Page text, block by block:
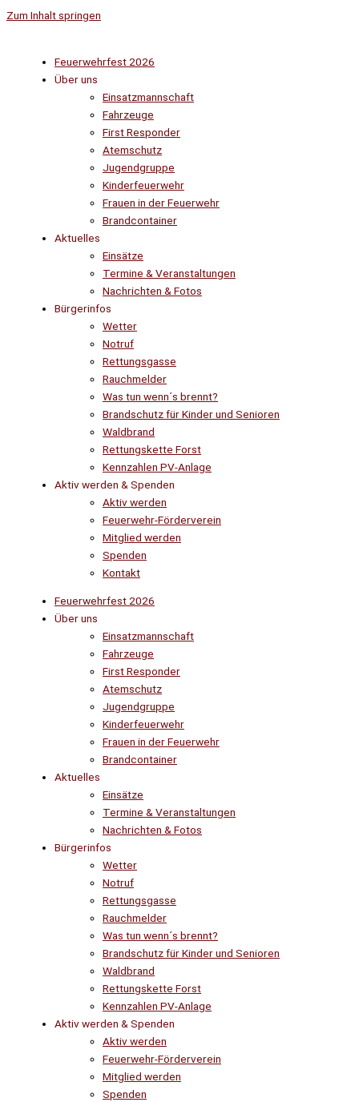
Zum Inhalt springen
Feuerwehrfest 2026
Über uns
Einsatzmannschaft
Fahrzeuge
First Responder
Atemschutz
Jugendgruppe
Kinderfeuerwehr
Frauen in der Feuerwehr
Brandcontainer
Aktuelles
Einsätze
Termine & Veranstaltungen
Nachrichten & Fotos
Bürgerinfos
Wetter
Notruf
Rettungsgasse
Rauchmelder
Was tun wenn´s brennt?
Brandschutz für Kinder und Senioren
Waldbrand
Rettungskette Forst
Kennzahlen PV-Anlage
Aktiv werden & Spenden
Aktiv werden
Feuerwehr-Förderverein
Mitglied werden
Spenden
Kontakt
Feuerwehrfest 2026
Über uns
Einsatzmannschaft
Fahrzeuge
First Responder
Atemschutz
Jugendgruppe
Kinderfeuerwehr
Frauen in der Feuerwehr
Brandcontainer
Aktuelles
Einsätze
Termine & Veranstaltungen
Nachrichten & Fotos
Bürgerinfos
Wetter
Notruf
Rettungsgasse
Rauchmelder
Was tun wenn´s brennt?
Brandschutz für Kinder und Senioren
Waldbrand
Rettungskette Forst
Kennzahlen PV-Anlage
Aktiv werden & Spenden
Aktiv werden
Feuerwehr-Förderverein
Mitglied werden
Spenden